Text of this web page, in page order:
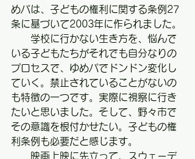
めパは、子どもの権利に関する条例27
条に基づいて2003年に作られました。
学校に行かない生き方を、悩んで
いる子どもたちがそれでも自分なりの
プロセスで、ゆめパでドンドン変化し
ていく。禁止されていることがないの
も特徴の一つです。実際に視察に行き
たいと思いました。そして、野々市で
その意識を根付かせたい。子どもの権
利条例も必要だと感じます。
映画上映に先立って、スウェーデ